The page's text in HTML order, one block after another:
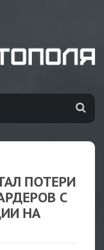
ПОТЕРИ
С
НА